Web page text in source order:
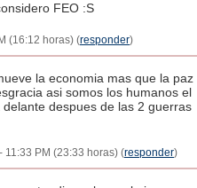
FEO :S
(16:12 horas) (responder)
la economia mas que la paz
asi somos los humanos el
despues de las 2 guerras
11:33 PM (23:33 horas) (responder)